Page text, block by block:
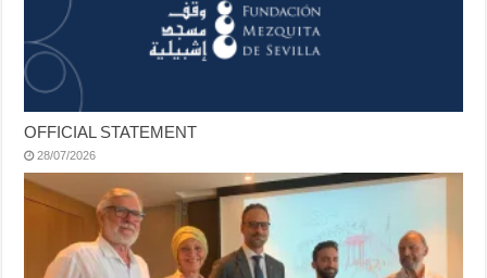
OFFICIAL STATEMENT
28/07/2026